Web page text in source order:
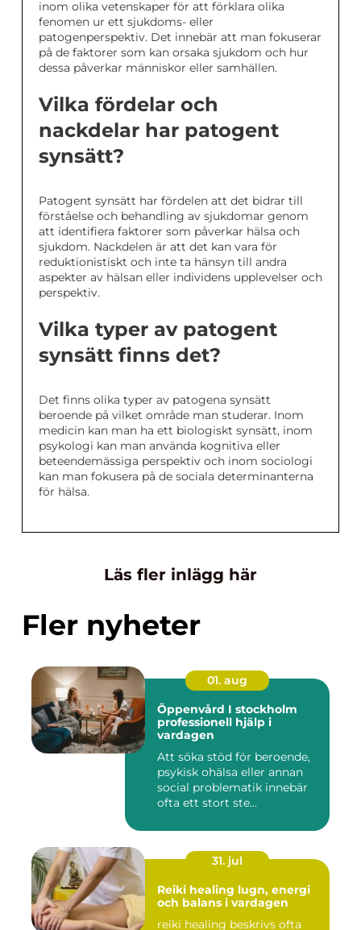
inom olika vetenskaper för att förklara olika
fenomen ur ett sjukdoms- eller
patogenperspektiv. Det innebär att man fokuserar
på de faktorer som kan orsaka sjukdom och hur
dessa påverkar människor eller samhällen.
Vilka fördelar och
nackdelar har patogent
synsätt?
Patogent synsätt har fördelen att det bidrar till
förståelse och behandling av sjukdomar genom
att identifiera faktorer som påverkar hälsa och
sjukdom. Nackdelen är att det kan vara för
reduktionistiskt och inte ta hänsyn till andra
aspekter av hälsan eller individens upplevelser och
perspektiv.
Vilka typer av patogent
synsätt finns det?
Det finns olika typer av patogena synsätt
beroende på vilket område man studerar. Inom
medicin kan man ha ett biologiskt synsätt, inom
psykologi kan man använda kognitiva eller
beteendemässiga perspektiv och inom sociologi
kan man fokusera på de sociala determinanterna
för hälsa.
Läs fler inlägg här
Fler nyheter
01. aug
Öppenvård I stockholm
professionell hjälp i
vardagen
Att söka stöd för beroende,
psykisk ohälsa eller annan
social problematik innebär
ofta ett stort ste...
31. jul
Reiki healing lugn, energi
och balans i vardagen
reiki healing beskrivs ofta